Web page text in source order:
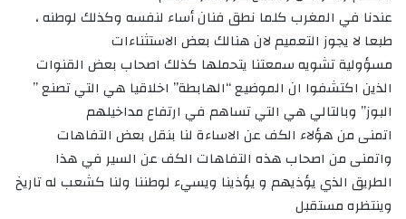
عندنا في المغرب كلما نطق فنان أساء لنفسه وكذلك لوطنه ،
طبعا لا يجوز التعميم لان هنالك بعض الاستثناءات
مسؤولية تشويه سمعتنا يتحملها كذلك اصحاب بعض القنوات
الذين اكتشفوا ان الموضيع “الهابطة” اخلاقيا هي التي تصنع ”
البوز” وبالتالي هي التي تساهم في ارتفاع مداخيلهم
اتمنى من هؤلاء الكف عن الاساءة لنا بنقل بعض التفاهات
واتمنى من اصحاب هذه التفاهات الكف عن السير في هذا
الطريق الذي يؤذيهم و يؤذينا ويسيء لوطننا ولنا كشعب له تاريخ
وينتظره مستقبل